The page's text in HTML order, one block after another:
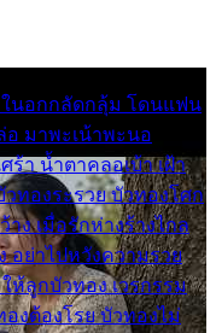
ในอกกลัดกลุ้ม โดนแฟน
อ มาพะเน้าพะนอ
ร้า น้ำตาคลอเบ้า เฝ้า
ทองระรวย บัวทองโศก
าง เมื่อรักห่างร้างไกล
อย่าไปหวังความรวย
ห้ลูกบัวทอง เวรกรรม
งต้องโรย บัวทองไม่